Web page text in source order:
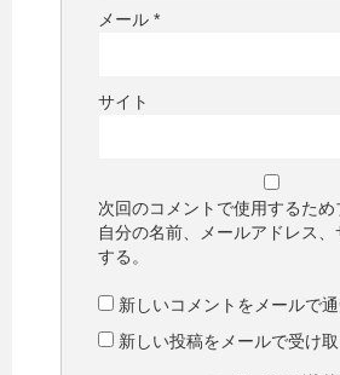
メール *
サイト
次回のコメントで使用するため
自分の名前、メールアドレス
する。
新しいコメントをメールで
新しい投稿をメールで受け取